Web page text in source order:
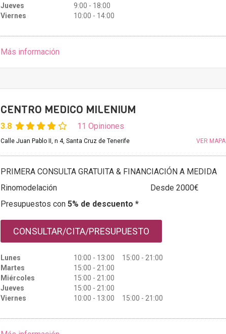
Jueves
9:00 - 18:00
Viernes
10:00 - 14:00
Más información
CENTRO MEDICO MILENIUM
3.8 11 Opiniones
Calle Juan Pablo II, n 4, Santa Cruz de Tenerife VER MAPA
PRIMERA CONSULTA GRATUITA & FINANCIACIÓN A MEDIDA
Rinomodelación
Desde 2000€
Presupuestos con 5% de descuento *
CONSULTAR/CITA/PRESUPUESTO
Lunes
10:00 - 13:00 15:00 - 21:00
Martes
15:00 - 21:00
Miércoles
15:00 - 21:00
Jueves
15:00 - 21:00
Viernes
10:00 - 13:00 15:00 - 21:00